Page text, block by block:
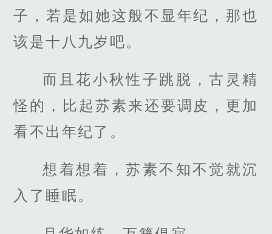
子，若是如她这般不显年纪，那也
该是十八九岁吧。
而且花小秋性子跳脱，古灵精
怪的，比起苏素来还要调皮，更加
看不出年纪了。
想着想着，苏素不知不觉就沉
入了睡眠。